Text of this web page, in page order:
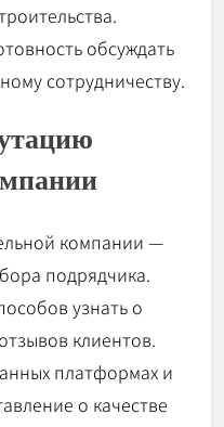
обсуждать
сотрудничеству.
компании —
подрядчика.
узнать о
клиентов.
платформах и
о качестве